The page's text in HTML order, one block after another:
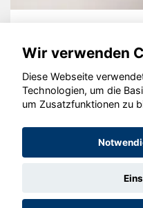
©
Wir verwenden
Diese Webseite
Technologien, um die
um Zusatzfunktionen zu